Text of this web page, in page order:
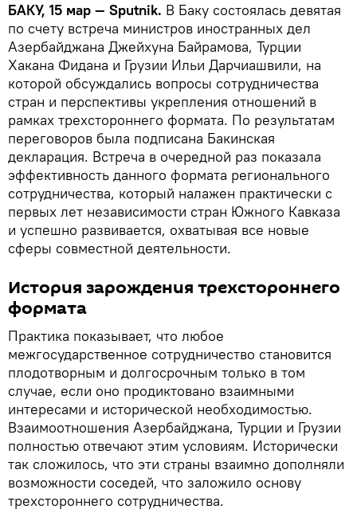
БАКУ, 15 мар — Sputnik. В Баку состоялась девятая
по счету встреча министров иностранных дел
Азербайджана Джейхуна Байрамова, Турции
Хакана Фидана и Грузии Ильи Дарчиашвили, на
которой обсуждались вопросы сотрудничества
стран и перспективы укрепления отношений в
рамках трехстороннего формата. По результатам
переговоров была подписана Бакинская
декларация. Встреча в очередной раз показала
эффективность данного формата регионального
сотрудничества, который налажен практически с
первых лет независимости стран Южного Кавказа
и успешно развивается, охватывая все новые
сферы совместной деятельности.
История зарождения трехстороннего
формата
Практика показывает, что любое
межгосударственное сотрудничество становится
плодотворным и долгосрочным только в том
случае, если оно продиктовано взаимными
интересами и исторической необходимостью.
Взаимоотношения Азербайджана, Турции и Грузии
полностью отвечают этим условиям. Исторически
так сложилось, что эти страны взаимно дополняли
возможности соседей, что заложило основу
трехстороннего сотрудничества.